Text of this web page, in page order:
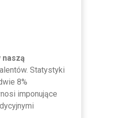
naszą
Statystyki
8%
imponujące